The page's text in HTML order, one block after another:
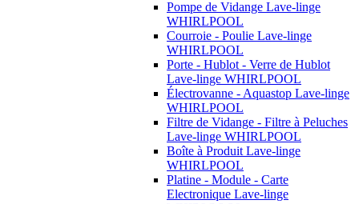
Pompe de Vidange Lave-linge
WHIRLPOOL
Courroie - Poulie Lave-linge
WHIRLPOOL
Porte - Hublot - Verre de Hublot
Lave-linge WHIRLPOOL
Électrovanne - Aquastop Lave-linge
WHIRLPOOL
Filtre de Vidange - Filtre à Peluches
Lave-linge WHIRLPOOL
Boîte à Produit Lave-linge
WHIRLPOOL
Platine - Module - Carte
Electronique Lave-linge